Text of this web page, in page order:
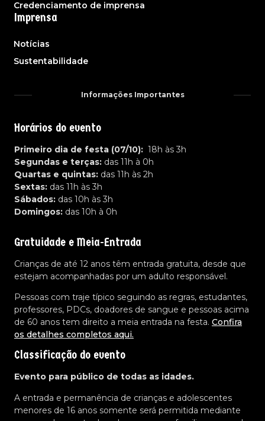
Credenciamento de imprensa
Imprensa
Notícias
Sustentabilidade
Informações Importantes
Horários do evento
Primeiro dia de festa (07/10): 18h às 3h
Segundas e terças: das 11h à 0h
Quartas e quintas: das 11h às 2h
Sextas: das 11h às 3h
Sábados: das 10h às 3h
Domingos: das 10h à 0h
Gratuidade e Meia-Entrada
Crianças de até 12 anos têm entrada gratuita, desde que
estejam acompanhadas por um adulto responsável.
Pessoas com traje típico seguindo as regras, estudantes,
professores, PDCs, doadores de sangue e pessoas acima
de 60 anos tem direito a meia entrada na festa. Confira
os detalhes completos aqui.
Classificação do evento
Evento para público de todas as idades.
A entrada e permanência de crianças e adolescentes
menores de 16 anos somente será permitida mediante